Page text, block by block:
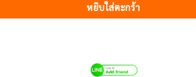
หยิบใส่ตะกร้า